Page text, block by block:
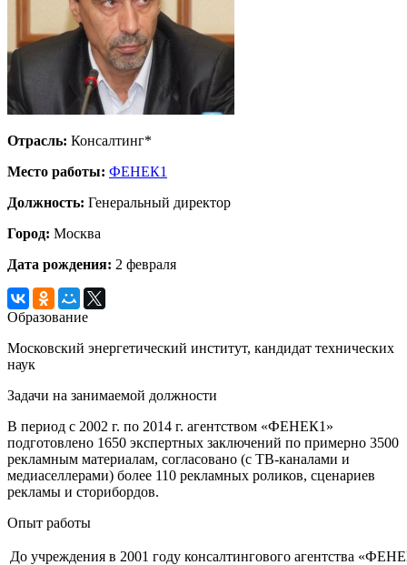
Отрасль: Консалтинг*
Место работы: ФЕНЕК1
Должность: Генеральный директор
Город: Москва
Дата рождения: 2 февраля
Образование
Московский энергетический институт, кандидат технических
наук
Задачи на занимаемой должности
В период с 2002 г. по 2014 г. агентством «ФЕНЕК1»
подготовлено 1650 экспертных заключений по примерно 3500
рекламным материалам, согласовано (с ТВ-каналами и
медиаселлерами) более 110 рекламных роликов, сценариев
рекламы и сторибордов.
Опыт работы
До учреждения в 2001 году консалтингового агентства